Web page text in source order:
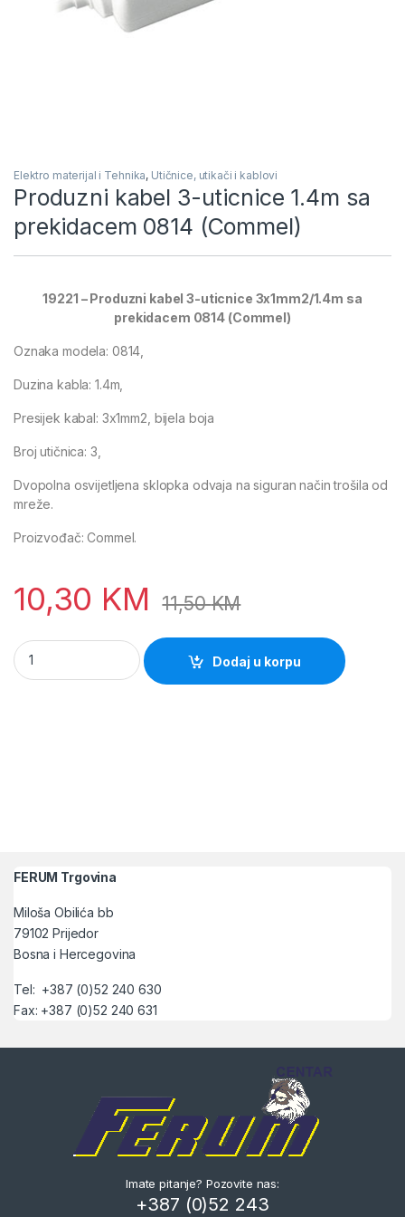
Elektro materijal i Tehnika, Utičnice, utikači i kablovi
Produzni kabel 3-uticnice 1.4m sa
prekidacem 0814 (Commel)
19221 – Produzni kabel 3-uticnice 3x1mm2/1.4m sa
prekidacem 0814 (Commel)
Oznaka modela: 0814,
Duzina kabla: 1.4m,
Presijek kabal: 3x1mm2, bijela boja
Broj utičnica: 3,
Dvopolna osvijetljena sklopka odvaja na siguran način trošila od
mreže.
Proizvođač: Commel.
10,30 KM 11,50KM
Produzni kabel 3-uticnice 1.4m sa prekidacem 0814
Dodaj u korpu
FERUM Trgovina
Miloša Obilića bb
79102 Prijedor
Bosna i Hercegovina
Tel: +387 (0)52 240 630
Fax: +387 (0)52 240 631
Imate pitanje? Pozovite nas:
+387 (0)52 243